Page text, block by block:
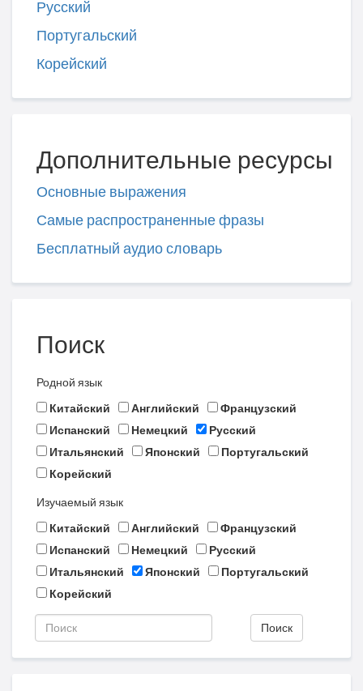
Русский
Португальский
Корейский
Дополнительные ресурсы
Основные выражения
Самые распространенные фразы
Бесплатный аудио словарь
Поиск
Родной язык
Китайский
Английский
Французский
Испанский
Немецкий
Русский
Итальянский
Японский
Португальский
Корейский
Изучаемый язык
Китайский
Английский
Французский
Испанский
Немецкий
Русский
Итальянский
Японский
Португальский
Корейский
Поиск